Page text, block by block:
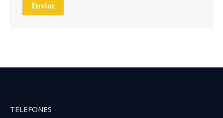
Enviar
TELEFONES